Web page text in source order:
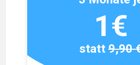
1€
statt9,90